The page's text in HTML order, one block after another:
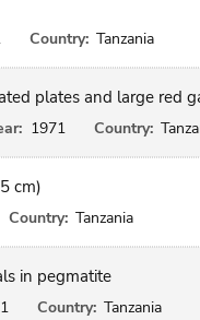
Country: Tanzania
plates and large red
1971 Country:
cm)
Country: Tanzania
in pegmatite
Country: Tanzania